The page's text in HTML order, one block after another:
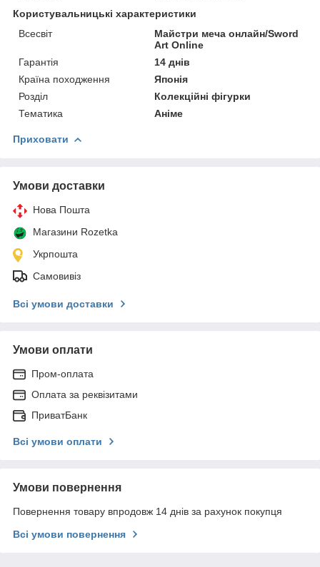
Користувальницькі характеристики
Всесвіт
Майстри меча онлайн/Sword
Art Online
Гарантія
14 днів
Країна походження
Японія
Розділ
Колекційні фігурки
Тематика
Аніме
Приховати
Умови доставки
Нова Пошта
Магазини Rozetka
Укрпошта
Самовивіз
Всі умови доставки
Умови оплати
Пром-оплата
Оплата за реквізитами
ПриватБанк
Всі умови оплати
Умови повернення
Повернення товару впродовж 14 днів за рахунок покупця
Всі умови повернення